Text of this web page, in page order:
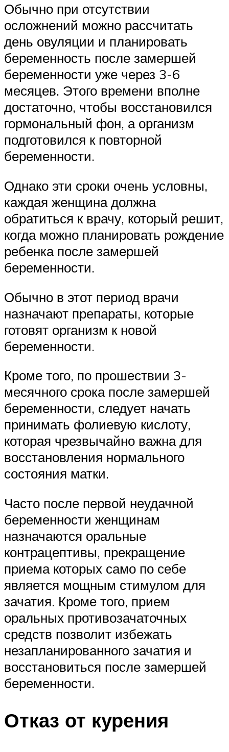
Обычно при отсутствии
осложнений можно рассчитать
день овуляции и планировать
беременность после замершей
беременности уже через 3-6
месяцев. Этого времени вполне
достаточно, чтобы восстановился
гормональный фон, а организм
подготовился к повторной
беременности.
Однако эти сроки очень условны,
каждая женщина должна
обратиться к врачу, который решит,
когда можно планировать рождение
ребенка после замершей
беременности.
Обычно в этот период врачи
назначают препараты, которые
готовят организм к новой
беременности.
Кроме того, по прошествии 3-
месячного срока после замершей
беременности, следует начать
принимать фолиевую кислоту,
которая чрезвычайно важна для
восстановления нормального
состояния матки.
Часто после первой неудачной
беременности женщинам
назначаются оральные
контрацептивы, прекращение
приема которых само по себе
является мощным стимулом для
зачатия. Кроме того, прием
оральных противозачаточных
средств позволит избежать
незапланированного зачатия и
восстановиться после замершей
беременности.
Отказ от курения